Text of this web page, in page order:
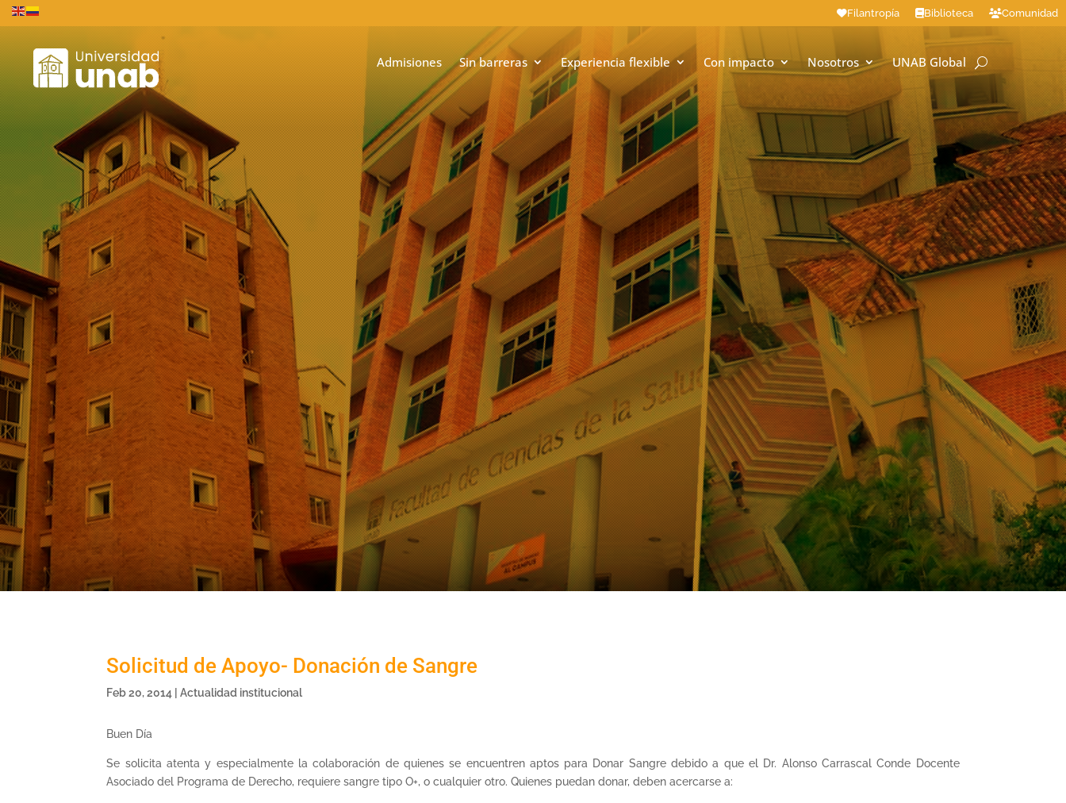
Filantropía Biblioteca Comunidad
Admisiones Sin barreras Experiencia flexible Con impacto Nosotros UNAB Global
Solicitud de Apoyo- Donación de Sangre
Feb 20, 2014 |Actualidad institucional
Buen Día
Se solicita atenta y especialmente la colaboración de quienes se encuentren aptos para Donar Sangre debido a que el Dr. Alonso Carrascal Conde Docente
Asociado del Programa de Derecho, requiere sangre tipo O+, o cualquier otro. Quienes puedan donar, deben acercarse a: